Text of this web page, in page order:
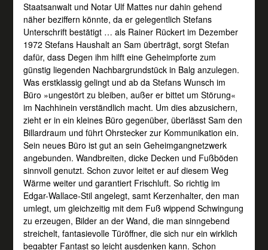
Staatsanwalt und Notar Ulf Mattes nur dahin gehend
näher beziffern könnte, da er gelegentlich Stefans
Unterschrift bestätigt … als Rainer Rückert im Dezember
1972 Stefans Haushalt an Sam überträgt, sorgt Stefan
dafür, dass Degen ihm hilft eine Geheimpforte zum
günstig liegenden Nachbargrundstück in Balg anzulegen.
Was erstklassig gelingt und ab da Stefans Wunsch im
Büro »ungestört zu bleiben, außer er bittet um Störung«
im Nachhinein verständlich macht. Um dies abzusichern,
zieht er in ein kleines Büro gegenüber, überlässt Sam den
Billardraum und führt Ohrstecker zur Kommunikation ein.
Sein neues Büro ist gut an sein Geheimgangnetzwerk
angebunden. Wandbreiten, dicke Decken und Fußböden
sinnvoll genutzt. Schon zuvor leitet er auf diesem Weg
Wärme weiter und garantiert Frischluft. So richtig im
Edgar-Wallace-Stil angelegt, samt Kerzenhalter, den man
umlegt, um gleichzeitig mit dem Fuß wippend Schwingung
zu erzeugen, Bilder an der Wand, die man sinngebend
streichelt, fantasievolle Türöffner, die sich nur ein wirklich
begabter Fantast so leicht ausdenken kann. Schon